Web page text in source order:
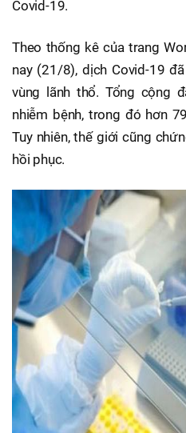
Covid-19.
Theo thống kê của trang
nay (21/8), dịch Covid-19
vùng lãnh thổ. Tổng cộng
nhiễm bệnh, trong đó hơn
Tuy nhiên, thế giới cũng
hồi phục.